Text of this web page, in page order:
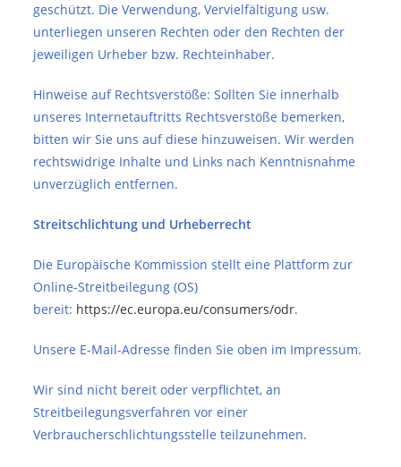
geschützt. Die Verwendung, Vervielfältigung usw.
unterliegen unseren Rechten oder den Rechten der
jeweiligen Urheber bzw. Rechteinhaber.
Hinweise auf Rechtsverstöße: Sollten Sie innerhalb
unseres Internetauftritts Rechtsverstöße bemerken,
bitten wir Sie uns auf diese hinzuweisen. Wir werden
rechtswidrige Inhalte und Links nach Kenntnisnahme
unverzüglich entfernen.
Streitschlichtung und Urheberrecht
Die Europäische Kommission stellt eine Plattform zur
Online-Streitbeilegung (OS)
bereit: https://ec.europa.eu/consumers/odr.
Unsere E-Mail-Adresse finden Sie oben im Impressum.
Wir sind nicht bereit oder verpflichtet, an
Streitbeilegungsverfahren vor einer
Verbraucherschlichtungsstelle teilzunehmen.